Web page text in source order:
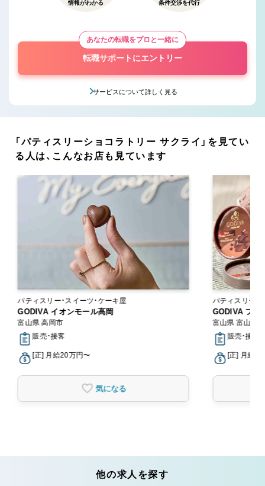
情報がわかる 条件交渉を代行
あなたの転職をプロと一緒に
転職サポートにエントリー
サービスについて詳しく見る
「パティスリーショコラトリー サクライ」を見てい
る人は、こんなお店も見ています
パティスリー・スイーツ・ケーキ屋
GODIVA イオンモール高岡
富山県 高岡市
販売・接客
[正] 月給20万円〜
気になる
パティスリー・
GODIVA ファ
富山県 富山市
販売・接客
[正] 月給
他の求人を探す